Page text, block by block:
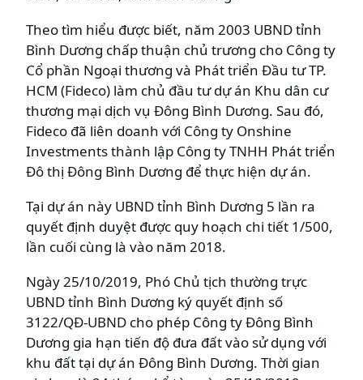
Theo tìm hiểu được biết, năm 2003 UBND tỉnh
Bình Dương chấp thuận chủ trương cho Công ty
Cổ phần Ngoại thương và Phát triển Đầu tư TP.
HCM (Fideco) làm chủ đầu tư dự án Khu dân cư
thương mại dịch vụ Đông Bình Dương. Sau đó,
Fideco đã liên doanh với Công ty Onshine
Investments thành lập Công ty TNHH Phát triển
Đô thị Đông Bình Dương để thực hiện dự án.
Tại dự án này UBND tỉnh Bình Dương 5 lần ra
quyết định duyệt được quy hoạch chi tiết 1/500,
lần cuối cùng là vào năm 2018.
Ngày 25/10/2019, Phó Chủ tịch thường trực
UBND tỉnh Bình Dương ký quyết định số
3122/QĐ-UBND cho phép Công ty Đông Bình
Dương gia hạn tiến độ đưa đất vào sử dụng với
khu đất tại dự án Đông Bình Dương. Thời gian